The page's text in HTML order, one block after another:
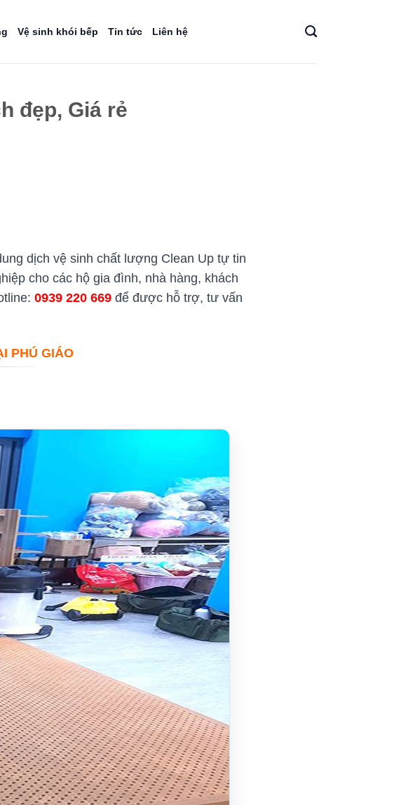
Vệ sinh khói bếp Tin tức Liên hệ
đẹp, Giá rẻ
dịch vệ sinh chất lượng Clean Up tự tin
cho các hộ gia đình, nhà hàng, khách
0939 220 669 để được hỗ trợ, tư vấn
PHÚ GIÁO